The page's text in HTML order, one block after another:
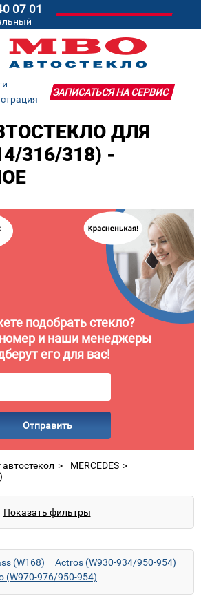
07 01
ЗАПИСАТЬСЯ НА СЕРВИС
ДЛЯ
316/318) -
подобрать стекло?
номер и наши менеджеры
его для вас!
Отправить
автостекол
MERCEDES
Показать фильтры
(W168)
Actros (W930-934/950-954)
(W970-976/950-954)